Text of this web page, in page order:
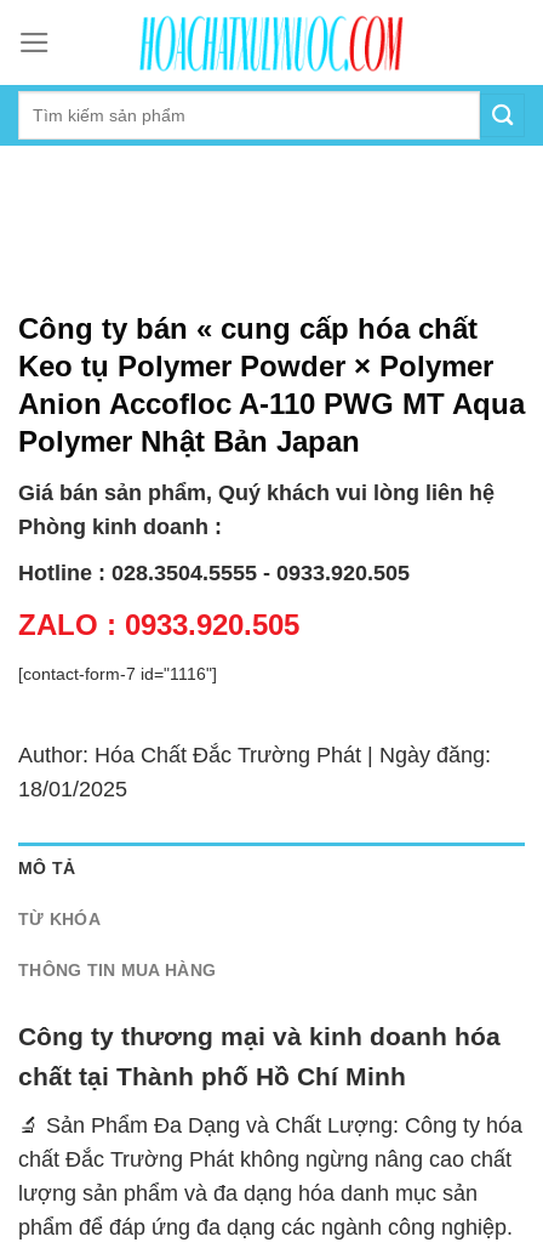
content
Công ty bán « cung cấp hóa chất
Keo tụ Polymer Powder × Polymer
Anion Accofloc A-110 PWG MT Aqua
Polymer Nhật Bản Japan
Giá bán sản phẩm, Quý khách vui lòng liên hệ
Phòng kinh doanh :
Hotline : 028.3504.5555 - 0933.920.505
ZALO : 0933.920.505
[contact-form-7 id="1116"]
Author: Hóa Chất Đắc Trường Phát | Ngày đăng:
18/01/2025
MÔ TẢ
TỪ KHÓA
THÔNG TIN MUA HÀNG
Công ty thương mại và kinh doanh hóa
chất tại Thành phố Hồ Chí Minh
🔬 Sản Phẩm Đa Dạng và Chất Lượng: Công ty hóa
chất Đắc Trường Phát không ngừng nâng cao chất
lượng sản phẩm và đa dạng hóa danh mục sản
phẩm để đáp ứng đa dạng các ngành công nghiệp.